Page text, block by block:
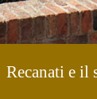
Recanati e il